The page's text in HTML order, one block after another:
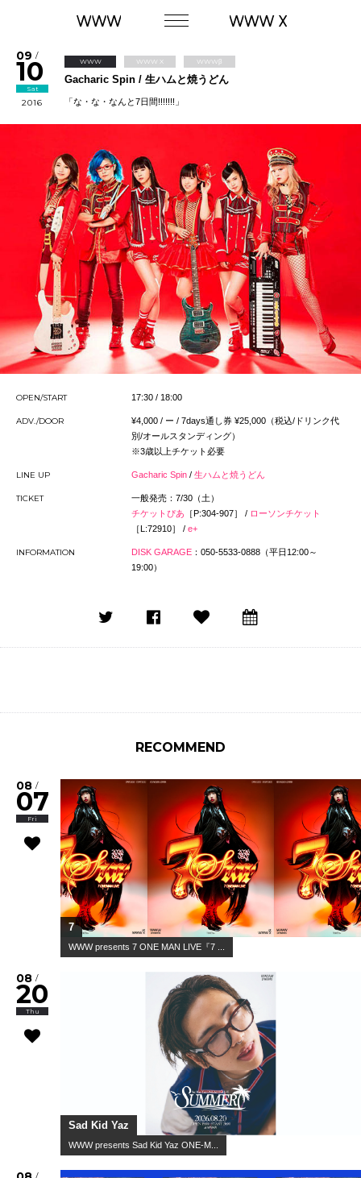
09 /
10
Sat
2016
WWW WWW X WWWβ
Gacharic Spin / 生ハムと焼うどん
「な・な・なんと7日間!!!!!!!」
OPEN/START 17:30 / 18:00
ADV./DOOR
¥4,000 / ー / 7days通し券 ¥25,000（税込/ドリンク代
別/オールスタンディング）
※3歳以上チケット必要
LINE UP Gacharic Spin/ 生ハムと焼うどん
TICKET
一般発売：7/30（土）
チケットぴあ ［P:304-907］ / ローソンチケット
［L:72910］ / e+
INFORMATION DISK GARAGE：050-5533-0888（平日12:00～
19:00）
RECOMMEND
08 /
07
Fri
7
WWW presents 7 ONE MAN LIVE『7 ...
08 /
20
Thu
Sad Kid Yaz
WWW presents Sad Kid Yaz ONE-M...
/